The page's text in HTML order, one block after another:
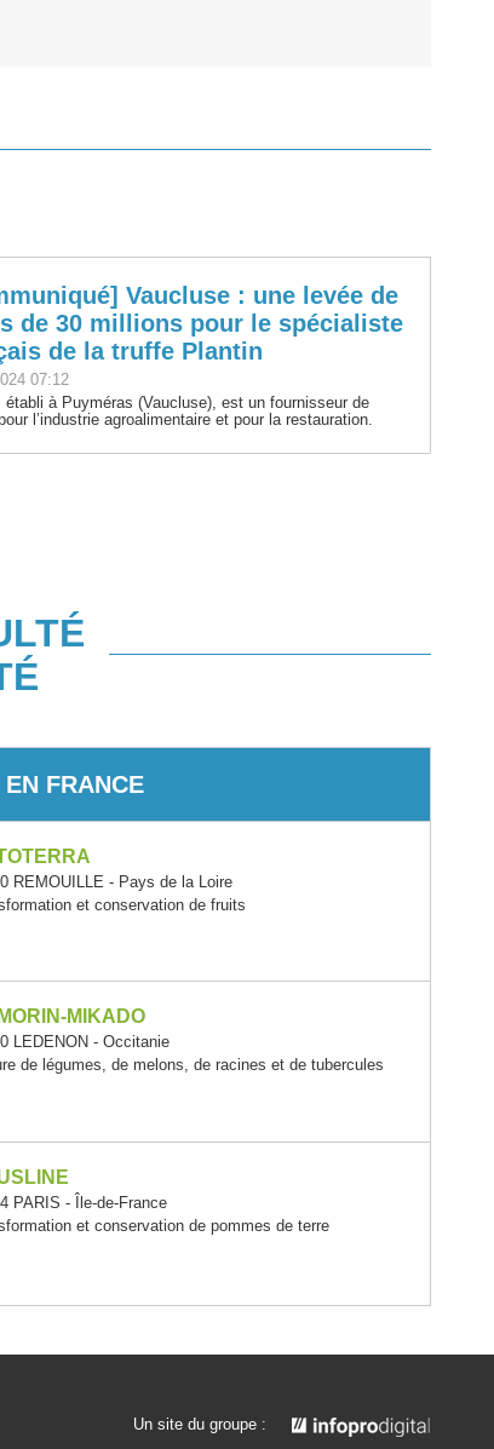
Vaucluse : une levée de
de 30 millions pour le spécialiste
de la truffe Plantin
07:12
établi à Puyméras (Vaucluse), est un fournisseur de
l’industrie agroalimentaire et pour la restauration.
EN FRANCE
REMOUILLE - Pays de la Loire
et conservation de fruits
MIKADO
LEDENON - Occitanie
de légumes, de melons, de racines et de tubercules
PARIS - Île-de-France
et conservation de pommes de terre
Un site du groupe :